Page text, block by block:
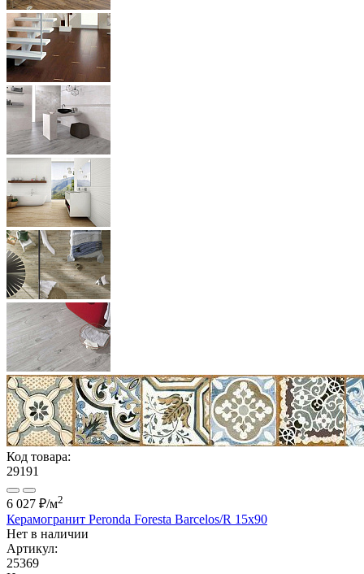
Код товара:
29191
6 027 ₽/м2
Керамогранит Peronda Foresta Barcelos/R 15x90
Нет в наличии
Артикул:
25369